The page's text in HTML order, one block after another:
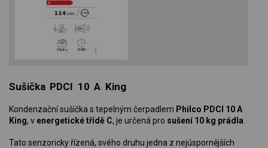
Sušička PDCI 10 A King
Kondenzační sušička s tepelným čerpadlem Philco PDCI 10 A
King, v energetické třídě C, je určená pro sušení 10 kg prádla
Tato senzoricky řízená, svého druhu jedna z nejúspornějších